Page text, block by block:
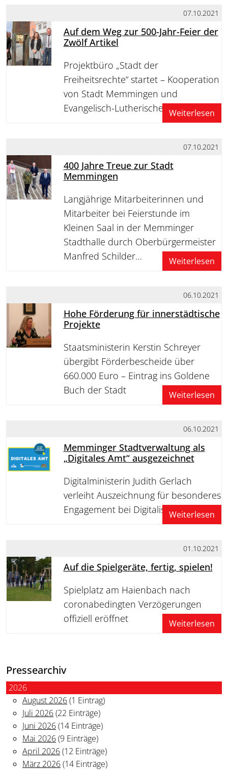
07.10.2021
Auf dem Weg zur 500-Jahr-Feier der
Zwölf Artikel
Projektbüro „Stadt der
Freiheitsrechte“ startet – Kooperation
von Stadt Memmingen und
Evangelisch-Lutherischer Kirche
Weiterlesen
07.10.2021
400 Jahre Treue zur Stadt
Memmingen
Langjährige Mitarbeiterinnen und
Mitarbeiter bei Feierstunde im
Kleinen Saal in der Memminger
Stadthalle durch Oberbürgermeister
Manfred Schilder…
Weiterlesen
06.10.2021
Hohe Förderung für innerstädtische
Projekte
Staatsministerin Kerstin Schreyer
übergibt Förderbescheide über
660.000 Euro – Eintrag ins Goldene
Buch der Stadt
Weiterlesen
06.10.2021
Memminger Stadtverwaltung als
„Digitales Amt“ ausgezeichnet
Digitalministerin Judith Gerlach
verleiht Auszeichnung für besonderes
Engagement bei DigitalisierungWeiterlesen
01.10.2021
Auf die Spielgeräte, fertig, spielen!
Spielplatz am Haienbach nach
coronabedingten Verzögerungen
offiziell eröffnet
Weiterlesen
Pressearchiv
2026
August 2026(1 Eintrag)
Juli 2026(22 Einträge)
Juni 2026(14 Einträge)
Mai 2026(9 Einträge)
April 2026(12 Einträge)
März 2026(14 Einträge)